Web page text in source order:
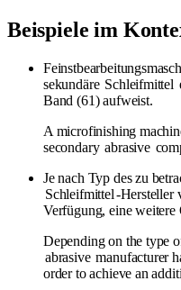
Beispiele im
sekundäre Schleifmittel
Band (61) aufweist.
A microfinishing
secondary abrasive
Je nach Typ des zu
Schleifmittel-Hersteller
Verfügung, eine
Depending on the type
abrasive manufacturer
order to achieve an